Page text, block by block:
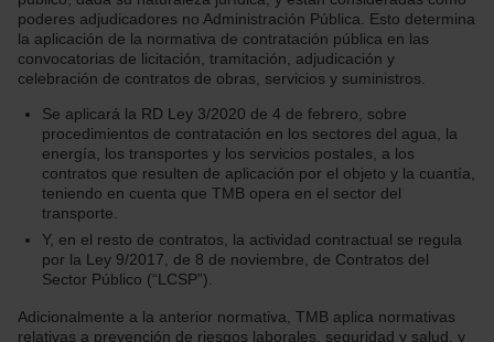
poderes adjudicadores no Administración Pública. Esto determina
la aplicación de la normativa de contratación pública en las
convocatorias de licitación, tramitación, adjudicación y
celebración de contratos de obras, servicios y suministros.
Se aplicará la RD Ley 3/2020 de 4 de febrero, sobre
procedimientos de contratación en los sectores del agua, la
energía, los transportes y los servicios postales, a los
contratos que resulten de aplicación por el objeto y la cuantía,
teniendo en cuenta que TMB opera en el sector del
transporte.
Y, en el resto de contratos, la actividad contractual se regula
por la Ley 9/2017, de 8 de noviembre, de Contratos del
Sector Público (“LCSP”).
Adicionalmente a la anterior normativa, TMB aplica normativas
relativas a prevención de riesgos laborales, seguridad y salud, y